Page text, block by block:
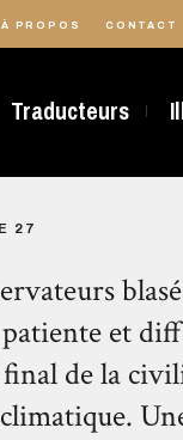
À PROPOS CONTACT
Traducteurs
27
et
de la